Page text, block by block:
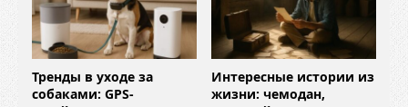
Тренды в уходе за
собаками: GPS-
Интересные истории из
жизни: чемодан,